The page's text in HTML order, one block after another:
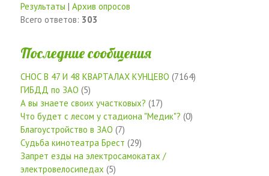
Результаты | Архив опросов
Всего ответов: 303
Последние сообщения
СНОС В 47 И 48 КВАРТАЛАХ КУНЦЕВО (7164)
ГИБДД по ЗАО (5)
А вы знаете своих участковых? (17)
Что будет с лесом у стадиона "Медик"? (0)
Благоустройство в ЗАО (7)
Судьба кинотеатра Брест (29)
Запрет езды на электросамокатах /
электровелосипедах (5)